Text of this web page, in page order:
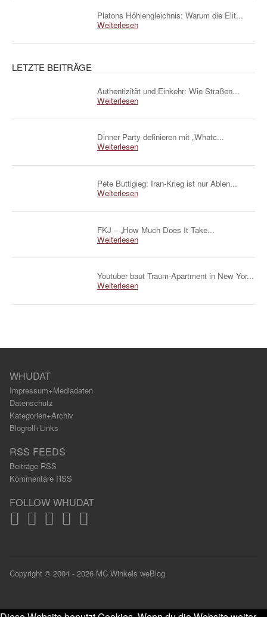
Platons Höhlengleichnis: Warum die Elit...
Weiterlesen
LETZTE BEITRÄGE
Authentizität und Einkehr: Wie Straßen...
Weiterlesen
Dinner Party definieren mit „Whatc...
Weiterlesen
Pete Buttigieg: Iran-Krieg ist nur Ablen...
Weiterlesen
FKJ – „How Much Does It Take...
Weiterlesen
Youtuber baut Traum-Apartment in New Yor...
Weiterlesen
WHUDAT
Impressum+Mediadaten
Datenschutz
Kategorien+Archiv
Blogroll+Links
RSS FEEDS
Beiträge RSS
Kommentare RSS
FOLLOW WHUDAT
Copyright © 2004 - 2026 MC Winkels weBlog